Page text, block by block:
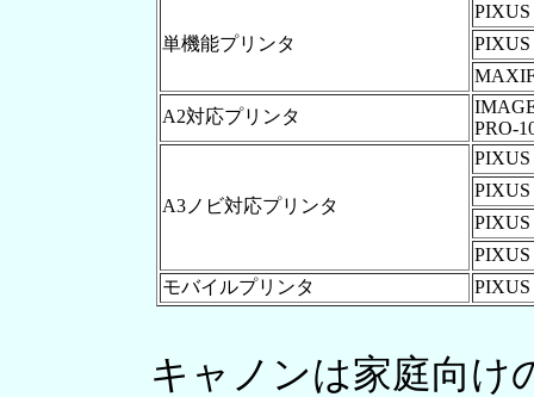
単機能プリンタ
PIXUS
PIXUS
A2対応プリンタ
PRO-
A3ノビ対応プリンタ
PIXUS
PIXUS
PIXUS
PIXUS
モバイルプリンタ
PIXUS
キャノンは家庭向け